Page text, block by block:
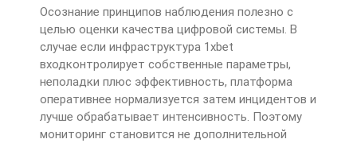
Осознание принципов наблюдения полезно с
целью оценки качества цифровой системы. В
случае если инфраструктура 1xbet
входконтролирует собственные параметры,
неполадки плюс эффективность, платформа
оперативнее нормализуется затем инцидентов и
лучше обрабатывает интенсивность. Поэтому
мониторинг становится не дополнительной